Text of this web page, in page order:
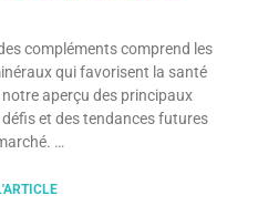
compléments comprend les
qui favorisent la santé
aperçu des principaux
et des tendances futures